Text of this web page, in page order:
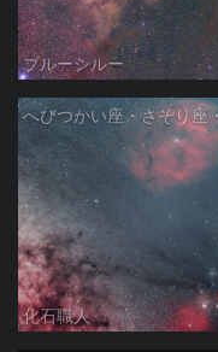
ブルーシルー
化石職人